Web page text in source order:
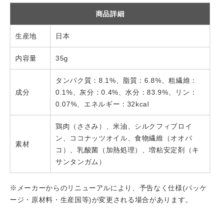
商品詳細
生産地 日本
内容量 35g
成分
タンパク質：8.1%、脂質：6.8%、粗繊維：
0.1%、灰分：0.4%、水分：83.9%、リン：
0.07%、エネルギー：32kcal
素材
鶏肉（ささみ）、米油、シルクフィブロイ
ン、ココナッツオイル、食物繊維（オオバ
コ）、乳酸菌（加熱処理）、増粘安定剤（キ
サンタンガム）
※メーカーからのリニューアルにより、予告なく仕様(パッケ
ージ・原材料・生産国等)が変更される場合があります。